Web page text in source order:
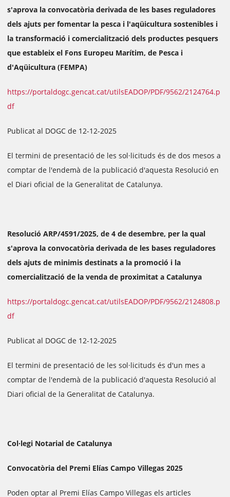
s'aprova la convocatòria derivada de les bases reguladores
dels ajuts per fomentar la pesca i l'aqüicultura sostenibles i
la transformació i comercialització dels productes pesquers
que estableix el Fons Europeu Marítim, de Pesca i
d'Aqüicultura (FEMPA)
https://portaldogc.gencat.cat/utilsEADOP/PDF/9562/2124764.p
df
Publicat al DOGC de 12-12-2025
El termini de presentació de les sol·licituds és de dos mesos a
comptar de l'endemà de la publicació d'aquesta Resolució en
el Diari oficial de la Generalitat de Catalunya.
Resolució ARP/4591/2025, de 4 de desembre, per la qual
s'aprova la convocatòria derivada de les bases reguladores
dels ajuts de minimis destinats a la promoció i la
comercialització de la venda de proximitat a Catalunya
https://portaldogc.gencat.cat/utilsEADOP/PDF/9562/2124808.p
df
Publicat al DOGC de 12-12-2025
El termini de presentació de les sol·licituds és d'un mes a
comptar de l'endemà de la publicació d'aquesta Resolució al
Diari oficial de la Generalitat de Catalunya.
Col·legi Notarial de Catalunya
Convocatòria del Premi Elías Campo Villegas 2025
Poden optar al Premi Elías Campo Villegas els articles